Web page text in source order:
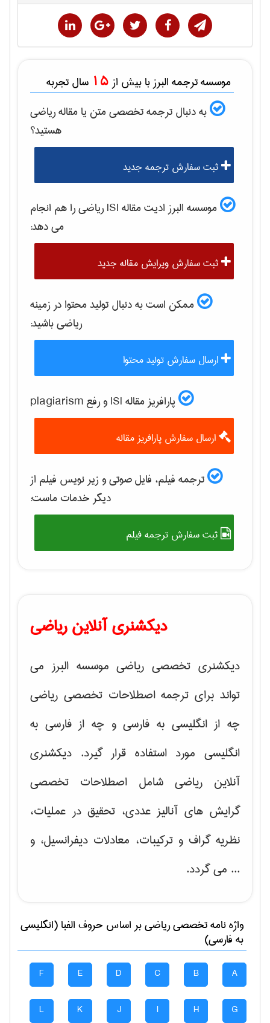
موسسه ترجمه البرز با بیش از 15 سال تجربه
به دنبال ترجمه تخصصی متن یا مقالهرياضی
هستید؟
ثبت سفارش ترجمه جدید
موسسه البرز ادیت مقاله ISI رياضیرا هم انجام
می دهد:
ثبت سفارش ویرایش مقاله جدید
ممکن است به دنبال تولید محتوا در زمینه
رياضیباشید:
ارسال سفارش تولید محتوا
پارافریز مقاله ISI و رفع plagiarism
ارسال سفارش پارافریز مقاله
ترجمه فیلم، فایل صوتی و زیر نویس فیلم از
دیگر خدمات ماست:
ثبت سفارش ترجمه فیلم
دیکشنری آنلاین ریاضی
دیکشنری تخصصی ریاضی موسسه البرز می
تواند برای ترجمه اصطلاحات تخصصی ریاضی
چه از انگلیسی به فارسی و چه از فارسی به
انگلیسی مورد استفاده قرار گیرد. دیکشنری
آنلاین ریاضی شامل اصطلاحات تخصصی
گرایش های آنالیز عددی، تحقیق در عملیات،
نظریه گراف و تركیبات، معادلات دیفرانسیل، و
... می گردد.
واژه نامه تخصصیرياضیبر اساس حروف الفبا (انگلیسی
به فارسی)
A
B
C
D
E
F
G
H
I
J
K
L